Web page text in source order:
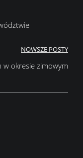
NOWSZE POSTY
okresie zimowym